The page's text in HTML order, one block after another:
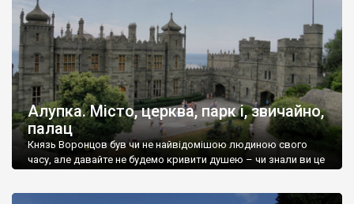
Алупка. Місто, церква, парк і, звичайно,
палац
Князь Воронцов був чи не найвідомішою людиною свого
часу, але давайте не будемо кривити душею – чи знали ви це